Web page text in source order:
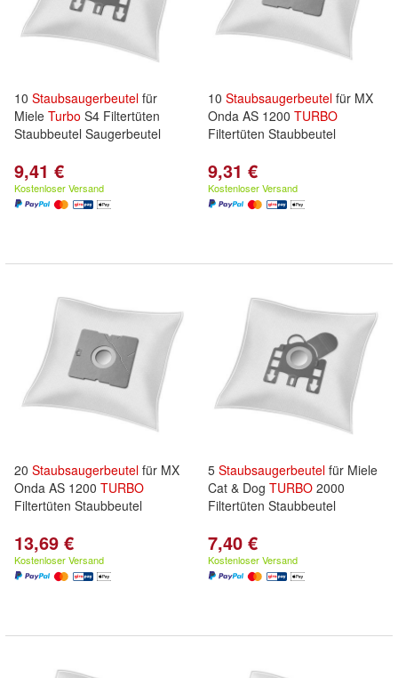
10 Staubsaugerbeutel für
Miele Turbo S4 Filtertüten
Staubbeutel Saugerbeutel
9,41 €
Kostenloser Versand
10 Staubsaugerbeutel für MX
Onda AS 1200 TURBO
Filtertüten Staubbeutel
9,31 €
Kostenloser Versand
20 Staubsaugerbeutel für MX
Onda AS 1200 TURBO
Filtertüten Staubbeutel
13,69 €
Kostenloser Versand
5 Staubsaugerbeutel für Miele
Cat & Dog TURBO 2000
Filtertüten Staubbeutel
7,40 €
Kostenloser Versand